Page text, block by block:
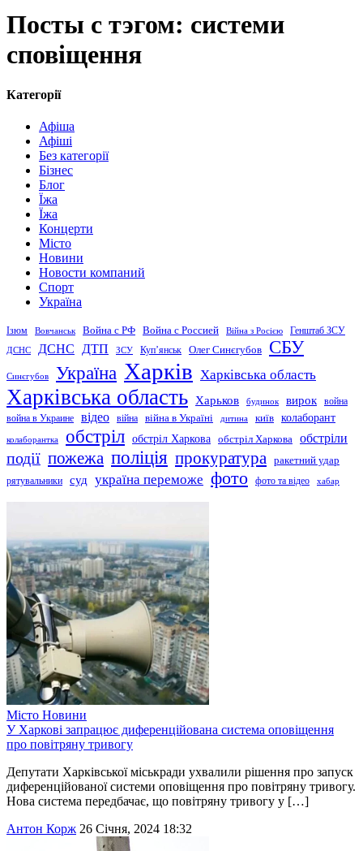
Посты с тэгом: системи
сповіщення
Категорії
Афіша
Афіші
Без категорії
Бізнес
Блог
Їжа
Їжа
Концерти
Місто
Новини
Новости компаний
Спорт
Україна
Ізюм Вовчанськ Война с РФ Война с Россией Війна з Росією Генштаб ЗСУ
ДСНС ДСНС ДТП ЗСУ Купʼянськ Олег Синєгубов СБУ
Синєгубов Україна Харків Харківська область
Харківська область Харьков будинок вирок война
война в Украине відео війна війна в Україні дитина київ колаборант
колаборантка обстріл обстріл Харкова обстріл Харкова обстріли
події пожежа поліція прокуратура
ракетний удар
рятувальники
суд україна переможе фото фото та відео хабар
Місто Новини
У Харкові запрацює диференційована система оповіщення
про повітряну тривогу
Депутати Харківської міськради ухвалили рішення про запуск
диференційованої системи оповіщення про повітряну тривогу.
Нова система передбачає, що повітряну тривогу у […]
Антон Корж 26 Січня, 2024 18:32